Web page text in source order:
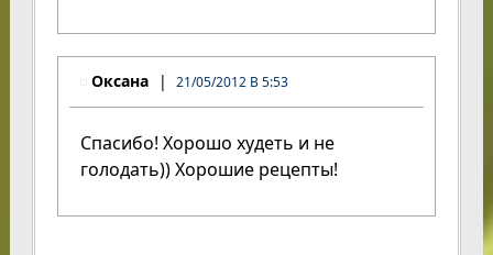
Оксана 21/05/2012 В 5:53
Спасибо! Хорошо худеть и не
голодать)) Хорошие рецепты!